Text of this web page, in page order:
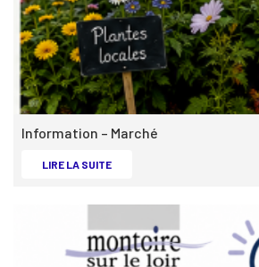
Information – Marché
INFORMATION – MARCHÉ -
LIRE LA SUITE